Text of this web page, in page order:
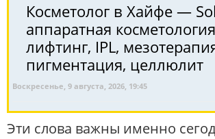
Косметолог в Хайфе —
аппаратная
лифтинг, IPL,
пигментация, целлюлит
Воскресенье, 9 августа, 2026, 19:45
Эти слова важны именно